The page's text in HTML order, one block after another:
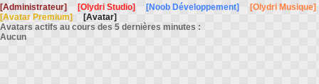
[Administrateur]
[Olydri Studio] [Noob Développement]
[Olydri Musique]
[Avatar Premium]
[Avatar]
Avatars actifs au cours des 5 dernières minutes :
Aucun